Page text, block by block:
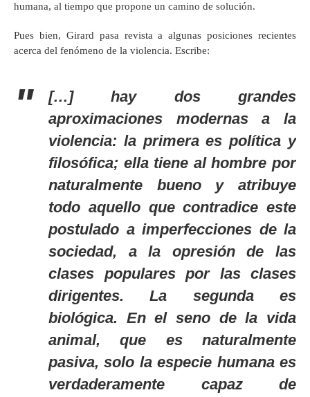
humana, al tiempo que propone un camino de solución.
Pues bien, Girard pasa revista a algunas posiciones recientes
acerca del fenómeno de la violencia. Escribe:
[…] hay dos grandes
aproximaciones modernas a la
violencia: la primera es política y
filosófica; ella tiene al hombre por
naturalmente bueno y atribuye
todo aquello que contradice este
postulado a imperfecciones de la
sociedad, a la opresión de las
clases populares por las clases
dirigentes. La segunda es
biológica. En el seno de la vida
animal, que es naturalmente
pasiva, solo la especie humana es
verdaderamente capaz de